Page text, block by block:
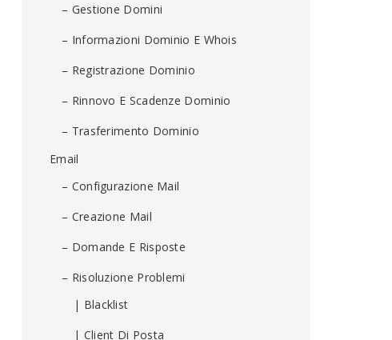
– Gestione Domini
– Informazioni Dominio E Whois
– Registrazione Dominio
– Rinnovo E Scadenze Dominio
– Trasferimento Dominio
Email
– Configurazione Mail
– Creazione Mail
– Domande E Risposte
– Risoluzione Problemi
| Blacklist
| Client Di Posta